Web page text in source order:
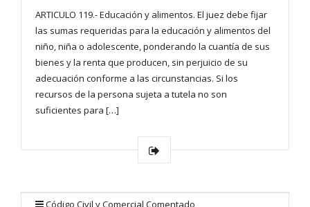
ARTICULO 119.- Educación y alimentos. El juez debe fijar
las sumas requeridas para la educación y alimentos del
niño, niña o adolescente, ponderando la cuantía de sus
bienes y la renta que producen, sin perjuicio de su
adecuación conforme a las circunstancias. Si los
recursos de la persona sujeta a tutela no son
suficientes para […]
Código Civil y Comercial Comentado